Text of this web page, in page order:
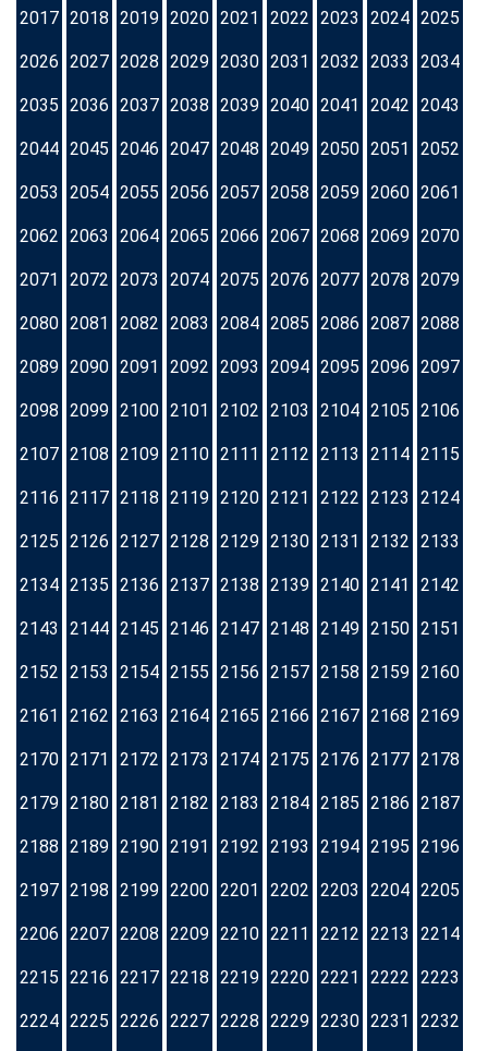
2017 2018 2019 2020 2021 2022 2023 2024 2025
2026 2027 2028 2029 2030 2031 2032 2033 2034
2035 2036 2037 2038 2039 2040 2041 2042 2043
2044 2045 2046 2047 2048 2049 2050 2051 2052
2053 2054 2055 2056 2057 2058 2059 2060 2061
2062 2063 2064 2065 2066 2067 2068 2069 2070
2071 2072 2073 2074 2075 2076 2077 2078 2079
2080 2081 2082 2083 2084 2085 2086 2087 2088
2089 2090 2091 2092 2093 2094 2095 2096 2097
2098 2099 2100 2101 2102 2103 2104 2105 2106
2107 2108 2109 2110 2111 2112 2113 2114 2115
2116 2117 2118 2119 2120 2121 2122 2123 2124
2125 2126 2127 2128 2129 2130 2131 2132 2133
2134 2135 2136 2137 2138 2139 2140 2141 2142
2143 2144 2145 2146 2147 2148 2149 2150 2151
2152 2153 2154 2155 2156 2157 2158 2159 2160
2161 2162 2163 2164 2165 2166 2167 2168 2169
2170 2171 2172 2173 2174 2175 2176 2177 2178
2179 2180 2181 2182 2183 2184 2185 2186 2187
2188 2189 2190 2191 2192 2193 2194 2195 2196
2197 2198 2199 2200 2201 2202 2203 2204 2205
2206 2207 2208 2209 2210 2211 2212 2213 2214
2215 2216 2217 2218 2219 2220 2221 2222 2223
2224 2225 2226 2227 2228 2229 2230 2231 2232